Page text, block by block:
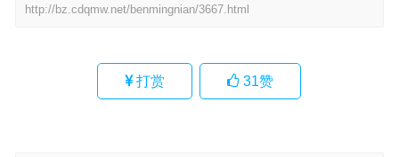
http://bz.cdqmw.net/benmingnian/3667.html
打赏 31赞